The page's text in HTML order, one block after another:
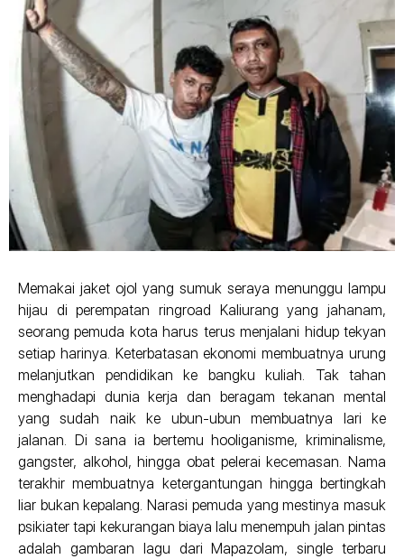
Memakai jaket ojol yang sumuk seraya menunggu lampu
hijau di perempatan ringroad Kaliurang yang jahanam,
seorang pemuda kota harus terus menjalani hidup tekyan
setiap harinya. Keterbatasan ekonomi membuatnya urung
melanjutkan pendidikan ke bangku kuliah. Tak tahan
menghadapi dunia kerja dan beragam tekanan mental
yang sudah naik ke ubun-ubun membuatnya lari ke
jalanan. Di sana ia bertemu hooliganisme, kriminalisme,
gangster, alkohol, hingga obat pelerai kecemasan. Nama
terakhir membuatnya ketergantungan hingga bertingkah
liar bukan kepalang. Narasi pemuda yang mestinya masuk
psikiater tapi kekurangan biaya lalu menempuh jalan pintas
adalah gambaran lagu dari Mapazolam, single terbaru